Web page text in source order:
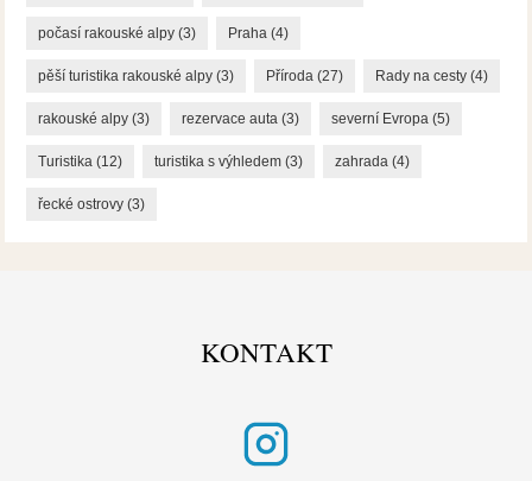
počasí rakouské alpy (3) Praha (4)
pěší turistika rakouské alpy (3) Příroda (27) Rady na cesty (4)
rakouské alpy (3) rezervace auta (3) severní Evropa (5)
Turistika (12) turistika s výhledem (3) zahrada (4)
řecké ostrovy (3)
KONTAKT